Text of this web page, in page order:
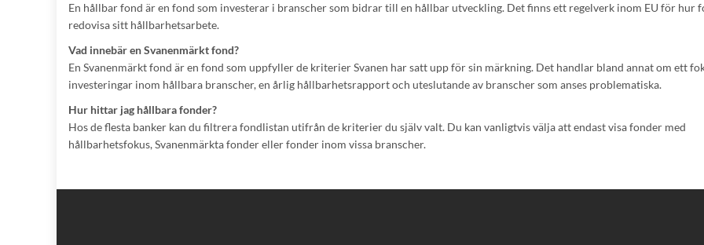
En hållbar fond är en fond som investerar i branscher som bidrar till en hållbar utveckling. Det finns ett regelverk inom EU för hur
redovisa sitt hållbarhetsarbete.
Vad innebär en Svanenmärkt fond?
En Svanenmärkt fond är en fond som uppfyller de kriterier Svanen har satt upp för sin märkning. Det handlar bland annat om ett
investeringar inom hållbara branscher, en årlig hållbarhetsrapport och uteslutande av branscher som anses problematiska.
Hur hittar jag hållbara fonder?
Hos de flesta banker kan du filtrera fondlistan utifrån de kriterier du själv valt. Du kan vanligtvis välja att endast visa fonder med
hållbarhetsfokus, Svanenmärkta fonder eller fonder inom vissa branscher.